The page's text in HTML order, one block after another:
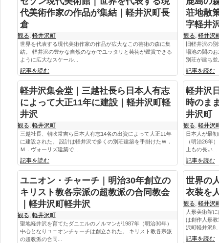
代美術作家の作品が集結｜軽井沢町長
倉
観る, 軽井沢町
世界を代表する現代美術作家の作品が広大なこの芸術の森に集
結。 軽井沢の豊かな自然のなかでユッタリと芸術が鑑賞できる
ように広大なスケール...
記事を読む
荘地散
字軽井
観る, 軽井沢
旧軽井沢の
場池の間の
別荘が建ち
記事を読む
軽井沢集会堂｜三越社長ら日本人有志
によって大正11年に建設｜軽井沢町軽
井沢
観る, 軽井沢町
三越社長、朝吹常吉ら日本人有志14名の出資によって大正11年
に建設された。 設計は軽井沢で多くの別荘建築を手掛けたＷ．
Ｍ．ヴォーリズ建築で...
記事を読む
軽井沢
時のま
井沢町
観る, 軽井沢
日本人が最
（明治26年
上もの長い...
記事を読む
ユニオン・チャーチ｜明治30年創立の
キリスト教各宗派の超教派の合同教会
｜軽井沢町軽井沢
観る, 軽井沢町
聖地軽井沢を育てたダニエルのノルマンが1987年（明治30年）
中心となりユニオンチャーチは創立された。 キリスト教各宗派
の超教派の合同...
世界の
衣装を
観る, 軽井沢
人形美術館
は創作人形
沢町軽井沢
記事を読む